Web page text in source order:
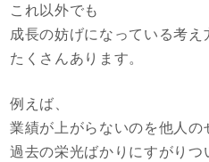
これ以外でも
成長の妨げになっている考え
たくさんあります。
例えば、
業績が上がらないのを他人の
過去の栄光ばかりにすがりつ